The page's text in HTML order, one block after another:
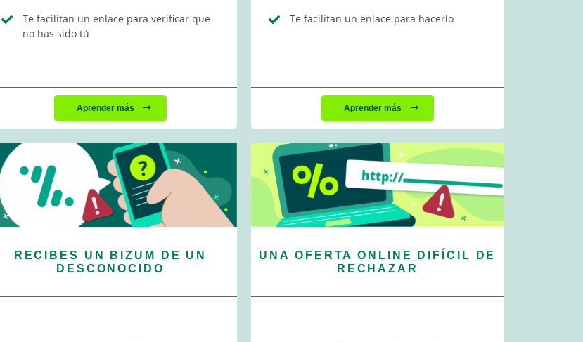
Te facilitan un enlace para verificar que
no has sido tú
Aprender más
Te facilitan un enlace para hacerlo
Aprender más
RECIBES UN BIZUM DE UN
DESCONOCIDO
UNA OFERTA ONLINE DIFÍCIL DE
RECHAZAR